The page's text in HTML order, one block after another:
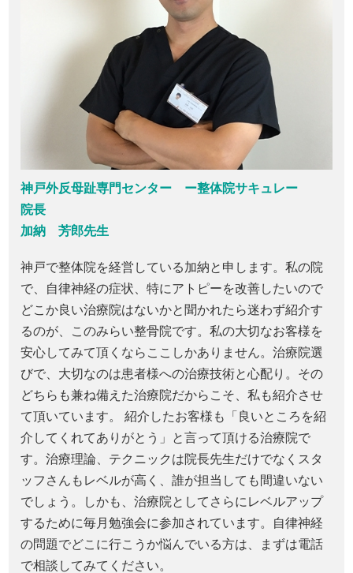
神戸外反母趾専門センター ー整体院サキュレー
院長
加納 芳郎先生
神戸で整体院を経営している加納と申します。私の院
で、自律神経の症状、特にアトピーを改善したいので
どこか良い治療院はないかと聞かれたら迷わず紹介す
るのが、このみらい整骨院です。私の大切なお客様を
安心してみて頂くならここしかありません。治療院選
びで、大切なのは患者様への治療技術と心配り。その
どちらも兼ね備えた治療院だからこそ、私も紹介させ
て頂いています。 紹介したお客様も「良いところを紹
介してくれてありがとう」と言って頂ける治療院で
す。治療理論、テクニックは院長先生だけでなくスタ
ッフさんもレベルが高く、誰が担当しても間違いない
でしょう。しかも、治療院としてさらにレベルアップ
するために毎月勉強会に参加されています。自律神経
の問題でどこに行こうか悩んでいる方は、まずは電話
で相談してみてください。